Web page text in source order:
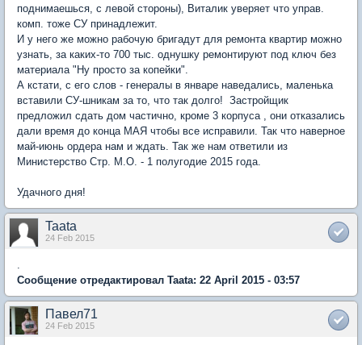
поднимаешься, с левой стороны), Виталик уверяет что управ.
комп. тоже СУ принадлежит.
И у него же можно рабочую бригадут для ремонта квартир можно
узнать, за каких-то 700 тыс. однушку ремонтируют под ключ без
материала "Ну просто за копейки".
А кстати, с его слов - генералы в январе наведались, маленька
вставили СУ-шникам за то, что так долго! Застройщик
предложил сдать дом частично, кроме 3 корпуса , они отказались
дали время до конца МАЯ чтобы все исправили. Так что наверное
май-июнь ордера нам и ждать. Так же нам ответили из
Министерство Стр. М.О. - 1 полугодие 2015 года.
Удачного дня!
Taata
24 Feb 2015
Сообщение отредактировал Taata: 22 April 2015 - 03:57
Павел71
24 Feb 2015